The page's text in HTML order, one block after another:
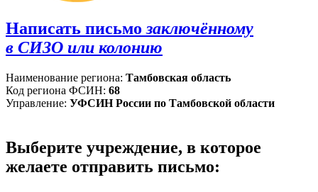
Написать письмо заключённому
в СИЗО или колонию
Наименование региона: Тамбовская область
Код региона ФСИН: 68
Управление: УФСИН России по Тамбовской области
Выберите учреждение, в которое
желаете отправить письмо: